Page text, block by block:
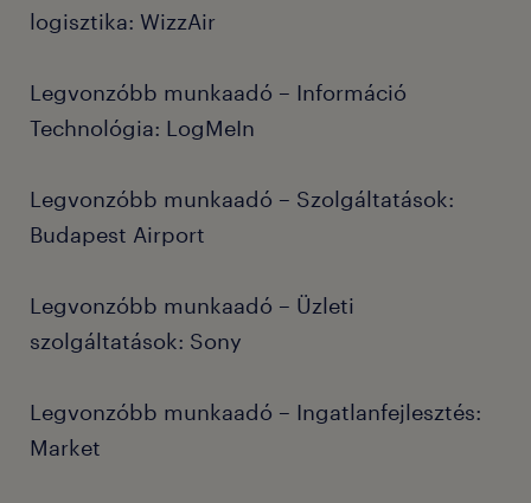
logisztika: WizzAir
Legvonzóbb munkaadó – Információ
Technológia: LogMeIn
Legvonzóbb munkaadó – Szolgáltatások:
Budapest Airport
Legvonzóbb munkaadó – Üzleti
szolgáltatások: Sony
Legvonzóbb munkaadó – Ingatlanfejlesztés:
Market